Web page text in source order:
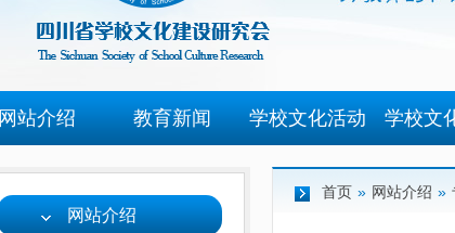
网站介绍 教育新闻 学校文化活动 学校文
网站介绍
首页 » 网站介绍 »